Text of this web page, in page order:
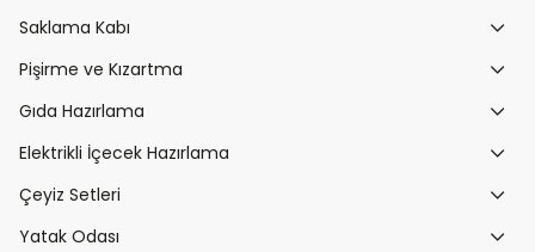
Saklama Kabı
Pişirme ve Kızartma
Gıda Hazırlama
Elektrikli İçecek Hazırlama
Çeyiz Setleri
Yatak Odası